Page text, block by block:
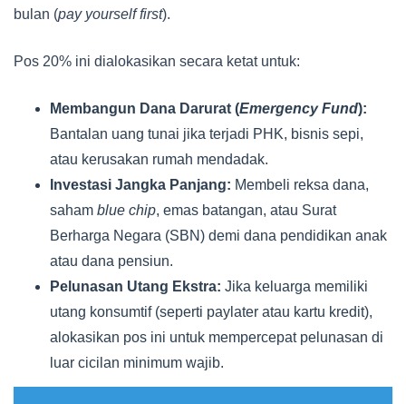
bulan (pay yourself first).
Pos 20% ini dialokasikan secara ketat untuk:
Membangun Dana Darurat (Emergency Fund):
Bantalan uang tunai jika terjadi PHK, bisnis sepi,
atau kerusakan rumah mendadak.
Investasi Jangka Panjang: Membeli reksa dana,
saham blue chip, emas batangan, atau Surat
Berharga Negara (SBN) demi dana pendidikan anak
atau dana pensiun.
Pelunasan Utang Ekstra: Jika keluarga memiliki
utang konsumtif (seperti paylater atau kartu kredit),
alokasikan pos ini untuk mempercepat pelunasan di
luar cicilan minimum wajib.